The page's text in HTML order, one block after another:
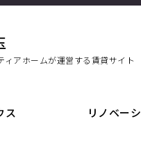
ィアホームが運営する賃貸サイト
ス リノベー